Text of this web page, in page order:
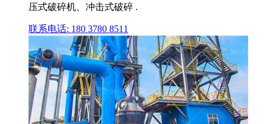
压式破碎机、冲击式破碎 .
联系电话: 180 3780 8511